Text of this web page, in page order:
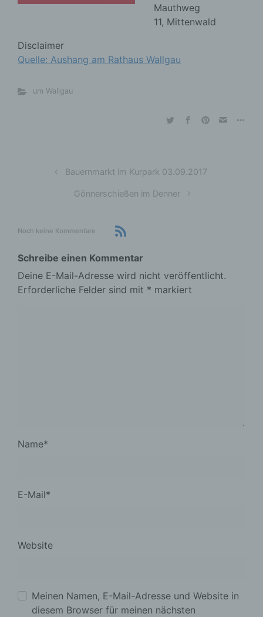
Mauthweg
11, Mittenwald
Disclaimer
Quelle: Aushang am Rathaus Wallgau
um Wallgau
Bauernmarkt im Kurpark 03.09.2017
Gönnerschießen im Denner
Noch keine Kommentare
Schreibe einen Kommentar
Deine E-Mail-Adresse wird nicht veröffentlicht.
Erforderliche Felder sind mit * markiert
Name*
E-Mail*
Website
Meinen Namen, E-Mail-Adresse und Website in
diesem Browser für meinen nächsten